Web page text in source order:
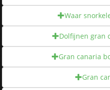
Waar
Dolfijnen gran
Gran canaria
Gran